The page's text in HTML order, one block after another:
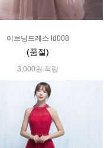
이브닝드레스 ld008
(품절)
3,000원 적립